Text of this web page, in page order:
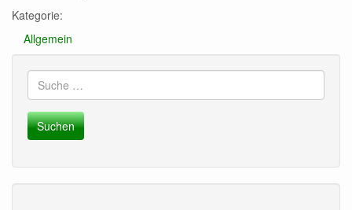
Kategorie:
Allgemein
Suche
nach: